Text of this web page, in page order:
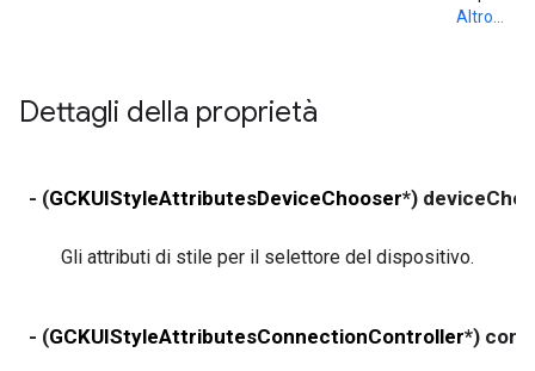
Altro...
Dettagli della proprietà
- (GCKUIStyleAttributesDeviceChooser*)
Gli attributi di stile per il selettore del dispositivo.
- (GCKUIStyleAttributesConnectionController*)